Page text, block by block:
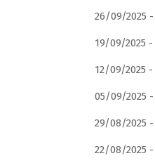
26/09/2025 -
19/09/2025 -
12/09/2025 -
05/09/2025 -
29/08/2025 -
22/08/2025 -